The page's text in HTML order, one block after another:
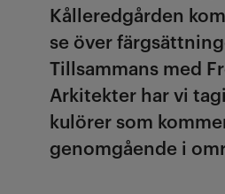
Kålleredgården
se över
Tillsammans med
Arkitekter har vi
kulörer som
genomgående i